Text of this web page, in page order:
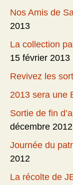
Nos Amis de
2013
La collection
15 février 2013
Revivez les
2013 sera une
Sortie de fin
décembre 2012
Journée du
2012
La récolte de